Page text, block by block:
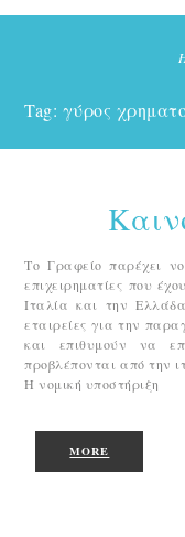
Tag: γύρος
Το Γραφείο παρέχει
επιχειρηματίες που
Ιταλία και την
εταιρείες για την
και επιθυμούν να
προβλέπονται από την
Η νομική υποστήριξη
MORE